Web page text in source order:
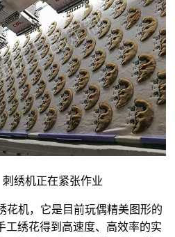
绣机正在紧张作业
花机，它是目前玩偶精美图形的
工绣花得到高速度、高效率的实